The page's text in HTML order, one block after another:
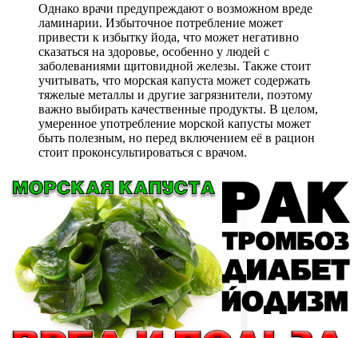
Однако врачи предупреждают о возможном вреде
ламинарии. Избыточное потребление может
привести к избытку йода, что может негативно
сказаться на здоровье, особенно у людей с
заболеваниями щитовидной железы. Также стоит
учитывать, что морская капуста может содержать
тяжелые металлы и другие загрязнители, поэтому
важно выбирать качественные продукты. В целом,
умеренное употребление морской капусты может
быть полезным, но перед включением её в рацион
стоит проконсультироваться с врачом.